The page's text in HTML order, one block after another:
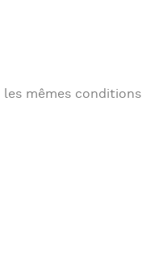
mêmes conditions